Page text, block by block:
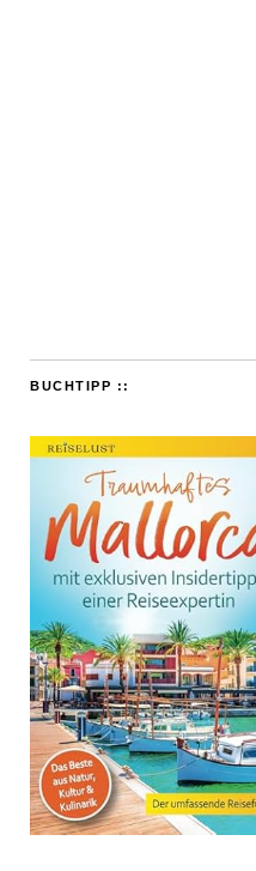
BUCHTIPP ::